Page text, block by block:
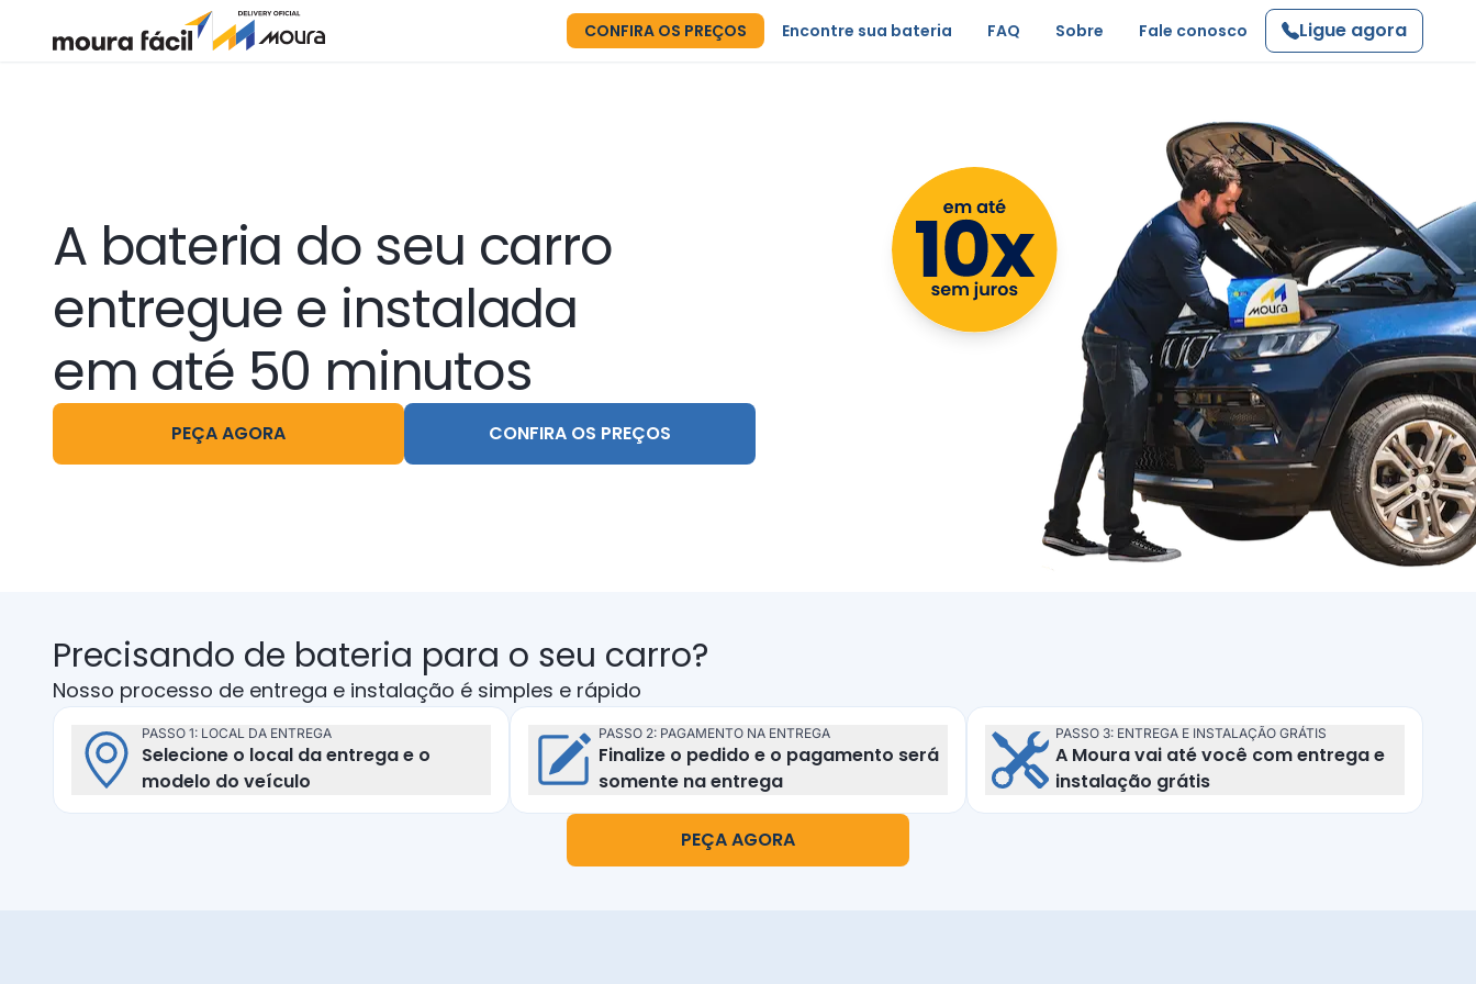
CONFIRA OS PREÇOS Encontre sua bateria FAQ Sobre Fale conosco Ligue agora
A bateria do seu carro
entregue e instalada
em até 50 minutos
PEÇA AGORA CONFIRA OS PREÇOS
Precisando de bateria para o seu carro?
Nosso processo de entrega e instalação é simples e rápido
Local da entrega
PASSO 1: LOCAL DA ENTREGA
Selecione o local da entrega e o
modelo do veículo
Pagamento na entrega
PASSO 2: PAGAMENTO NA ENTREGA
Finalize o pedido e o pagamento será
somente na entrega
Entrega e instalação grátis
PASSO 3: ENTREGA E INSTALAÇÃO GRÁTIS
A Moura vai até você com entrega e
instalação grátis
PEÇA AGORA